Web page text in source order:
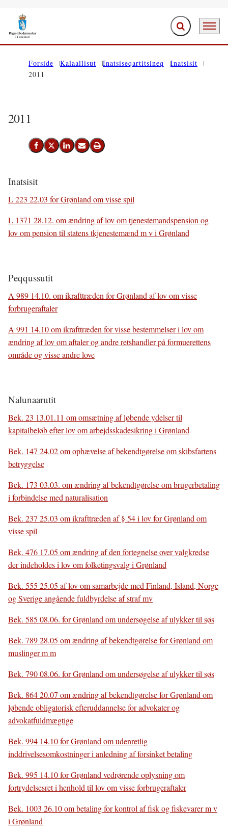
Saavanukarit Ujaasiffik
Forside Kalaallisut Inatsiseqartitsineq
Inatsisit
2011
2011
Facebook-Imi Siammarteruk
Twitter-Imi Siammarteruk
Linkedin-Imi Siammarteruk
Emaili Nassiutiguk
Printeruk
Inatsisit
L 223 22.03 for Grønland om visse spil
L 1371 28.12. om ændring af lov om tjenestemandspension og
lov om pension til statens tkjenestemænd m v i Grønland
Peqqussutit
A 989 14.10. om ikrafttræden for Grønland af lov om visse
forbrugeraftaler
A 991 14.10 om ikrafttræden for visse bestemmelser i lov om
ændring af lov om aftaler og andre retshandler på formuerettens
område og visse andre love
Nalunaarutit
Bek. 23 13.01.11 om omsætning af løbende ydelser til
kapitalbeløb efter lov om arbejdsskadesikring i Grønland
Bek. 147 24.02 om ophævelse af bekendtgørelse om skibsfartens
betryggelse
Bek. 173 03.03. om ændring af bekendtgørelse om brugerbetaling
i forbindelse med naturalisation
Bek. 237 25.03 om ikrafttræden af § 54 i lov for Grønland om
visse spil
Bek. 476 17.05 om ændring af den fortegnelse over valgkredse
der indeholdes i lov om folketingsvalg i Grønland
Bek. 555 25.05 af lov om samarbejde med Finland, Island, Norge
og Sverige angående fuldbyrdelse af straf mv
Bek. 585 08.06. for Grønland om undersøgelse af ulykker til søs
Bek. 789 28.05 om ændring af bekendtgørelse for Grønland om
muslinger m m
Bek. 790 08.06. for Grønland om undersøgelse af ulykker til søs
Bek. 864 20.07 om ændring af bekendtgørelse for Grønland om
løbende obligatorisk efteruddannelse for advokater og
advokatfuldmægtige
Bek. 994 14.10 for Grønland om udenretlig
inddrivelsesomkostninger i anledning af forsinket betaling
Bek. 995 14.10 for Grønland vedrørende oplysning om
fortrydelsesret i henhold til lov om visse forbrugeraftaler
Bek. 1003 26.10 om betaling for kontrol af fisk og fiskevarer m v
i Grønland